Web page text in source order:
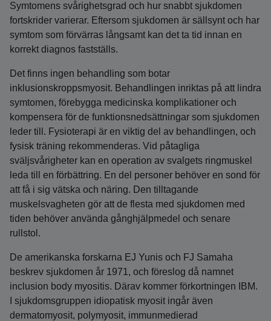
Symtomens svårighetsgrad och hur snabbt sjukdomen
fortskrider varierar. Eftersom sjukdomen är sällsynt och har
symtom som förvärras långsamt kan det ta tid innan en
korrekt diagnos fastställs.
Det finns ingen behandling som botar
inklusionskroppsmyosit. Behandlingen inriktas på att lindra
symtomen, förebygga medicinska komplikationer och
kompensera för de funktionsnedsättningar som sjukdomen
leder till. Fysioterapi är en viktig del av behandlingen, och
fysisk träning rekommenderas. Vid påtagliga
sväljsvårigheter kan en operation av svalgets ringmuskel
leda till en förbättring. En del personer behöver en sond för
att få i sig vätska och näring. Den tilltagande
muskelsvagheten gör att de flesta med sjukdomen med
tiden behöver använda gånghjälpmedel och senare
rullstol.
De amerikanska forskarna EJ Yunis och FJ Samaha
beskrev sjukdomen år 1971, och föreslog då namnet
inclusion body myositis. Därav kommer förkortningen IBM.
I sjukdomsgruppen idiopatisk myosit ingår även
dermatomyosit, polymyosit, immunmedierad